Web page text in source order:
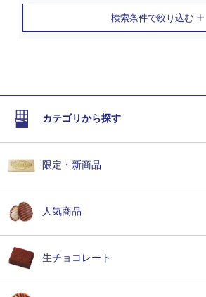
検索条件で絞り込む
カテゴリから探す
限定・新商品
人気商品
生チョコレート